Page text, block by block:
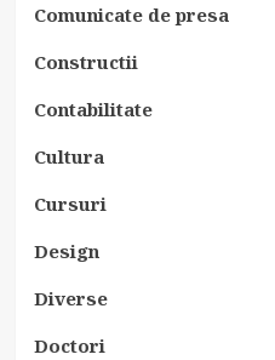
Comunicate de presa
Constructii
Contabilitate
Cultura
Cursuri
Design
Diverse
Doctori